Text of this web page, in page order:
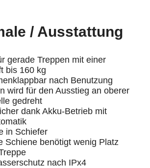
/ Ausstattung
gerade Treppen mit einer
bis 160 kg
nach Benutzung
wird für den Ausstieg an oberer
gedreht
dank Akku-Betrieb mit
in Schiefer
Schiene benötigt wenig Platz
nach IPx4